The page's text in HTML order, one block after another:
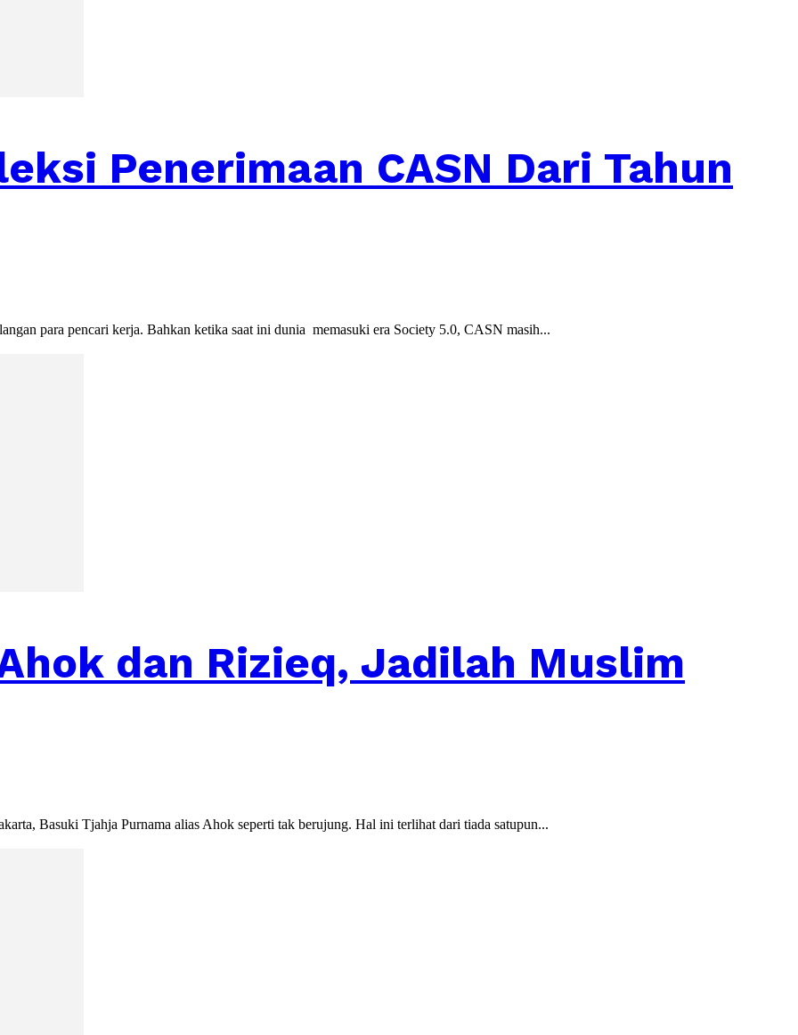
Penerimaan CASN Dari Tahun
para pencari kerja. Bahkan ketika saat ini dunia memasuki era Society 5.0, CASN masih...
dan Rizieq, Jadilah Muslim
Basuki Tjahja Purnama alias Ahok seperti tak berujung. Hal ini terlihat dari tiada satupun...